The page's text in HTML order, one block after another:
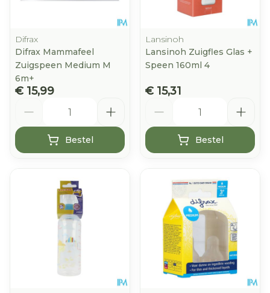
Difrax
Difrax Mammafeel
Zuigspeen Medium M
6m+
€ 15,99
Bestel
Lansinoh
Lansinoh Zuigfles Glas +
Speen 160ml 4
€ 15,31
Bestel